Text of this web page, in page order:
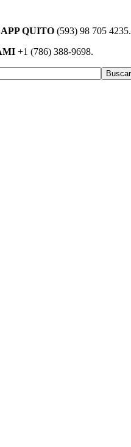
QUITO (593) 98 705 4235.
+1 (786) 388-9698.